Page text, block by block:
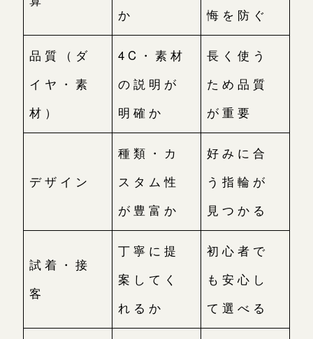
か
悔を防ぐ
品質（ダ
イヤ・素
材）
4C・素材
の説明が
明確か
長く使う
ため品質
が重要
デザイン
種類・カ
スタム性
が豊富か
好みに合
う指輪が
見つかる
試着・接
客
丁寧に提
案してく
れるか
初心者で
も安心し
て選べる